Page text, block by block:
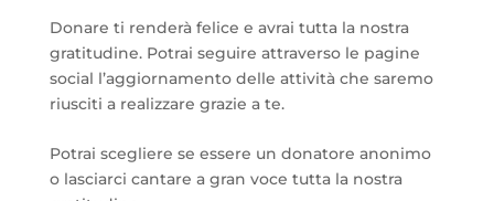
Donare ti renderà felice e avrai tutta la nostra
gratitudine. Potrai seguire attraverso le pagine
social l’aggiornamento delle attività che saremo
riusciti a realizzare grazie a te.
Potrai scegliere se essere un donatore anonimo
o lasciarci cantare a gran voce tutta la nostra